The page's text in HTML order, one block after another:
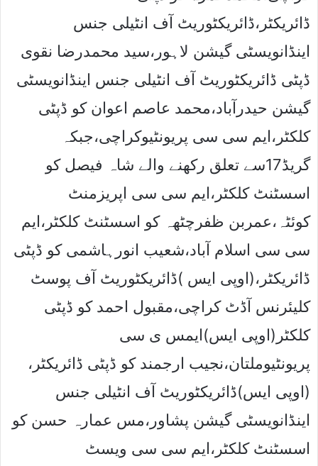
ڈائریکٹر،ڈائریکٹوریٹ آف انٹیلی جنس
اینڈانویسٹی گیشن لاہور،سید محمدرضا نقوی
ڈپٹی ڈائریکٹوریٹ آف انٹیلی جنس اینڈانویسٹی
گیشن حیدرآباد،محمد عاصم اعوان کو ڈپٹی
کلکٹر،ایم سی سی پریونٹیوکراچی،جبکہ
گریڈ17سے تعلق رکھنے والے شاہ فیصل کو
اسسٹنٹ کلکٹر،ایم سی سی اپریزمنٹ
کوئٹہ،عمربن ظفرچٹھہ کو اسسٹنٹ کلکٹر،ایم
سی سی اسلام آباد،شعیب انورہاشمی کو ڈپٹی
ڈائریکٹر،(اوپی ایس )ڈائریکٹوریٹ آف پوسٹ
کلیئرنس آڈٹ کراچی،مقبول احمد کو ڈپٹی
کلکٹر(اوپی ایس)ایمس ی سی
پریونٹیوملتان،نجیب ارجمند کو ڈپٹی ڈائریکٹر،
(اوپی ایس)ڈائریکٹوریٹ آف انٹیلی جنس
اینڈانویسٹی گیشن پشاور،مس عمارہ حسن کو
اسسٹنٹ کلکٹر،ایم سی سی ویسٹ